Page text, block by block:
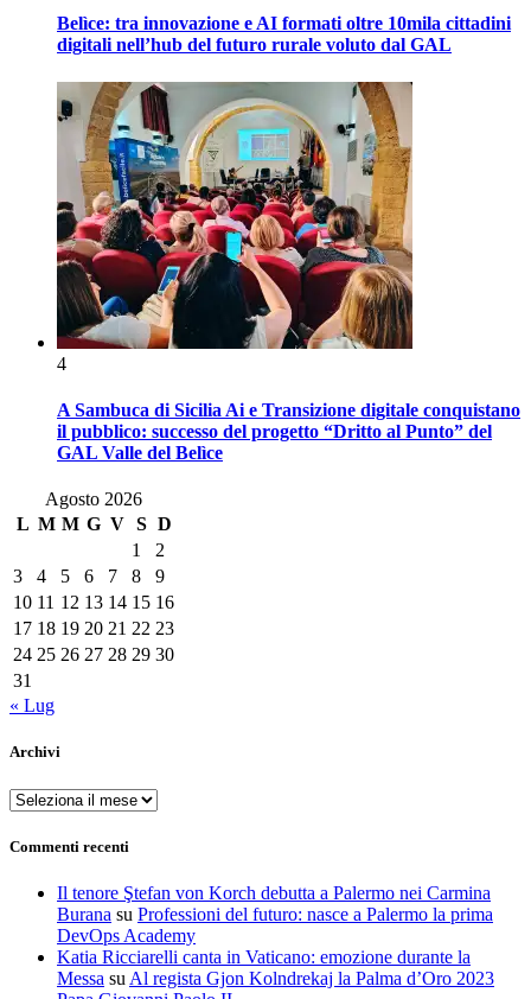
Belìce: tra innovazione e AI formati oltre 10mila cittadini
digitali nell’hub del futuro rurale voluto dal GAL
4
A Sambuca di Sicilia Ai e Transizione digitale conquistano
il pubblico: successo del progetto “Dritto al Punto” del
GAL Valle del Belìce
Agosto 2026
L M M G V S D
1
2
3
4 5 6 7 8
9
10 11 12 13 14 15 16
17 18 19 20 21 22 23
24 25 26 27 28 29 30
31
« Lug
Archivi
Archivi
Commenti recenti
Il tenore Ştefan von Korch debutta a Palermo nei Carmina
Burana su Professioni del futuro: nasce a Palermo la prima
DevOps Academy
Katia Ricciarelli canta in Vaticano: emozione durante la
Messa su Al regista Gjon Kolndrekaj la Palma d’Oro 2023